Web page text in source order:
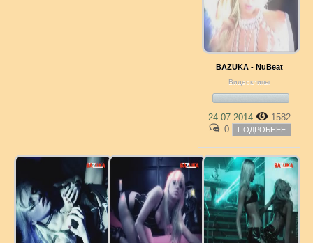
BAZUKA - NuBeat
Видеоклипы
24.07.2014
1582
0
ПОДРОБНЕЕ